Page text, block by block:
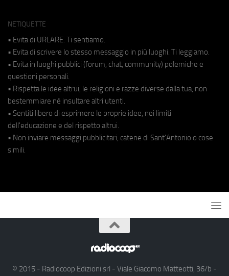
NETIQUETTE
• Evita di URLARE. Ti sentiamo.
• Evita di scrivere lo stesso messaggio in più luoghi. Ti leggiamo.
• Evita in luoghi pubblici (forum, chat, community) polemiche e
questioni personali.
• Rispetta le idee altrui, le religioni e razze diverse dalla tua, non
bestemmiare né insultare altri utenti.
• Sentiti libero di esprimere le proprie idee, nei limiti
dell'educazione e del rispetto altrui.
• Non inviare messaggi pubblicitari, catene di Sant'Antonio o cose
simili.
© 2015 - Radiocoop Edizioni srl - Viale Giacomo Matteotti, 36/b -